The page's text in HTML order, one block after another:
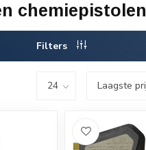
chemiepistolen
Filters